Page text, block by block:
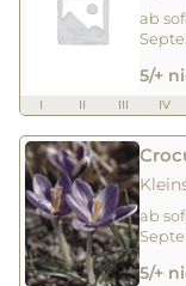
ab
5/+
I II III IV
ab
5/+